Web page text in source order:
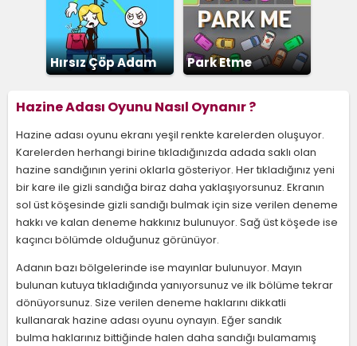
Hırsız Çöp Adam
Park Etme
Hazine Adası Oyunu Nasıl Oynanır ?
Hazine adası oyunu ekranı yeşil renkte karelerden oluşuyor.
Karelerden herhangi birine tıkladığınızda adada saklı olan
hazine sandığının yerini oklarla gösteriyor. Her tıkladığınız yeni
bir kare ile gizli sandığa biraz daha yaklaşıyorsunuz. Ekranın
sol üst köşesinde gizli sandığı bulmak için size verilen deneme
hakkı ve kalan deneme hakkınız bulunuyor. Sağ üst köşede ise
kaçıncı bölümde olduğunuz görünüyor.
Adanın bazı bölgelerinde ise mayınlar bulunuyor. Mayın
bulunan kutuya tıkladığında yanıyorsunuz ve ilk bölüme tekrar
dönüyorsunuz. Size verilen deneme haklarını dikkatli
kullanarak hazine adası oyunu oynayın. Eğer sandık
bulma haklarınız bittiğinde halen daha sandığı bulamamış